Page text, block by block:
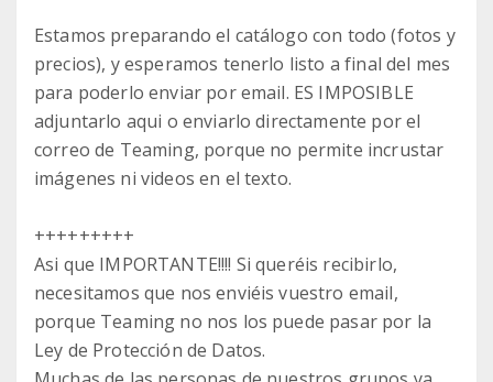
Estamos preparando el catálogo con todo (fotos y
precios), y esperamos tenerlo listo a final del mes
para poderlo enviar por email. ES IMPOSIBLE
adjuntarlo aqui o enviarlo directamente por el
correo de Teaming, porque no permite incrustar
imágenes ni videos en el texto.
+++++++++
Asi que IMPORTANTE!!!! Si queréis recibirlo,
necesitamos que nos enviéis vuestro email,
porque Teaming no nos los puede pasar por la
Ley de Protección de Datos.